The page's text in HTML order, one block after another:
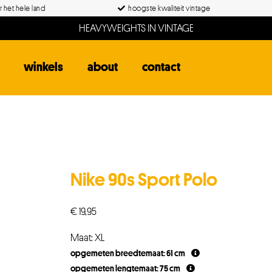
het hele land hoogste kwaliteit vintage
HEAVYWEIGHTS IN VINTAGE
winkels about contact
Nike 90s Sport Polo
€19,95
Maat: XL
opgemeten breedtemaat: 61 cm
opgemeten lengtemaat: 75 cm